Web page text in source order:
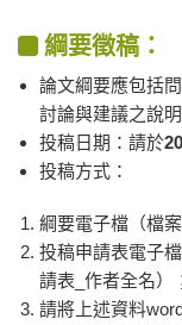
綱要徵稿：
論文綱要應包括
討論與建議之說
投稿日期：請於
投稿方式：
綱要電子檔（檔
投稿申請表電子
請表_作者全名）
請將上述資料